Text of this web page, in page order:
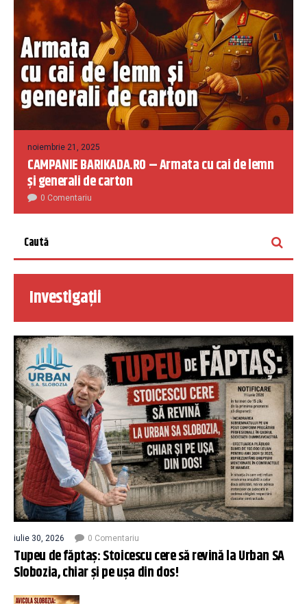
noiembrie 21, 2025
CAMPANIE BARIKADA.RO – Armata cu cai de lemn
și generali de carton
0 Comentariu
Investigații
iulie 30, 2026 0 Comentariu
Tupeu de făptaș: Stoicescu cere să revină la Urban SA
Slobozia, chiar și pe ușa din dos!